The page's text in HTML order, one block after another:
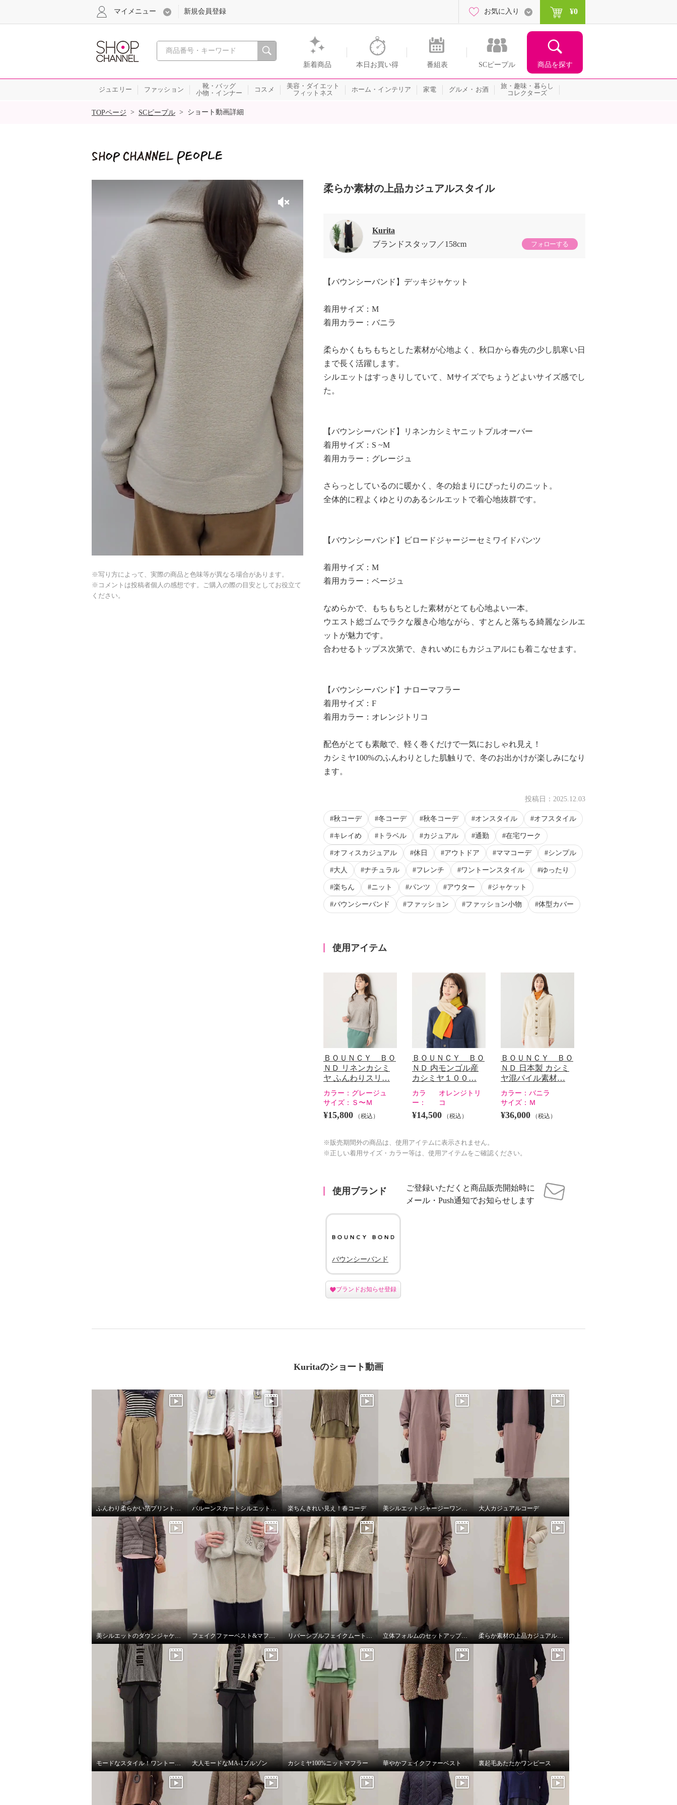
心おどる、瞬間を。通販・テレビショッピングのショップチャンネル
新着商品 本日お買い得 番組表 SCピープル 商品を探す
マイメニュー 新規会員登録 お気に入り ¥0
ジュエリー ファッション
靴・バッグ
小物・インナー
コスメ
美容・ダイエット
フィットネス
ホーム・インテリア 家電 グルメ・お酒
旅・趣味・暮らし
コレクターズ
SALE
TOPページ > SCピープル > ショート動画詳細
ＢＯＵＮＣＹ ＢＯＮＤ リネ
ンカシミヤ ふんわりスリーブ
ニットプルオーバー
グレージュ
ＢＯＵＮＣＹ ＢＯＮＤ 内モ
ンゴル産 カシミヤ１００％ ト
リコロールデザイン ナローマ
フラー
オレンジトリコ
※写り方によって、実際の商品と色味等が異なる場合があります。
※コメントは投稿者個人の感想です。ご購入の際の目安としてお役立て
ください。
柔らか素材の上品カジュアルスタイル
Kurita
ブランドスタッフ
158cm フォローする
【バウンシーバンド】デッキジャケット
着用サイズ：M
着用カラー：バニラ
柔らかくもちもちとした素材が心地よく、秋口から春先の少し肌寒い日
まで長く活躍します。
シルエットはすっきりしていて、Mサイズでちょうどよいサイズ感でし
た。
【バウンシーバンド】リネンカシミヤニットプルオーバー
着用サイズ：S ~M
着用カラー：グレージュ
さらっとしているのに暖かく、冬の始まりにぴったりのニット。
全体的に程よくゆとりのあるシルエットで着心地抜群です。
【バウンシーバンド】ビロードジャージーセミワイドパンツ
着用サイズ：M
着用カラー：ベージュ
なめらかで、もちもちとした素材がとても心地よい一本。
ウエスト総ゴムでラクな履き心地ながら、すとんと落ちる綺麗なシルエ
ットが魅力です。
合わせるトップス次第で、きれいめにもカジュアルにも着こなせます。
【バウンシーバンド】ナローマフラー
着用サイズ：F
着用カラー：オレンジトリコ
配色がとても素敵で、軽く巻くだけで一気におしゃれ見え！
カシミヤ100%のふんわりとした肌触りで、冬のお出かけが楽しみになり
ます。
投稿日： 2025.12.03
秋コーデ 冬コーデ 秋冬コーデ オンスタイル オフスタイル
キレイめ トラベル カジュアル 通勤 在宅ワーク
オフィスカジュアル 休日 アウトドア ママコーデ シンプル
大人 ナチュラル フレンチ ワントーンスタイル ゆったり
楽ちん ニット パンツ アウター ジャケット
バウンシーバンド ファッション ファッション小物 体型カバー
使用アイテム
ＢＯＵＮＣＹ ＢＯ
ＮＤ リネンカシミ
ヤ ふんわりスリ…
カラー： グレージュ
サイズ： Ｓ〜Ｍ
¥15,800 （税込）
ＢＯＵＮＣＹ ＢＯ
ＮＤ 内モンゴル産
カシミヤ１００…
カラ
ー：
オレンジトリ
コ
¥14,500 （税込）
ＢＯＵＮＣＹ ＢＯ
ＮＤ 日本製 カシミ
ヤ混パイル素材…
カラー： バニラ
サイズ： Ｍ
¥36,000 （税込）
※販売期間外の商品は、使用アイテムに表示されません。
※正しい着用サイズ・カラー等は、使用アイテムをご確認ください。
使用ブランド
ご登録いただくと商品販売開始時に
メール・Push通知でお知らせします
バウンシーバンド
ブランドお知らせ登録
Kuritaのショート動画
ふんわり柔らかい箔プリントストール バルーンスカートシルエット比較 楽ちんきれい見え！春コーデ 美シルエットジャージーワンピース 大人カジュアルコーデ
美シルエットのダウンジャケット フェイクファーベスト&マフラー リバーシブルフェイクムートンコート 立体フォルムのセットアップコーデ 柔らか素材の上品カジュアルスタイル
モードなスタイル！ワントーンコーデ 大人モードなMA-1ブルゾン カシミヤ100%ニットマフラー 華やかフェイクファーベスト 裏起毛あたたかワンピース